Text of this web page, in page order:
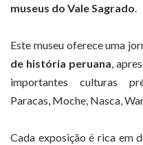
museus do Vale Sagrado
Este museu oferece uma
de história peruana,
importantes culturas
Paracas, Moche, Nasca,
Cada exposição é rica em